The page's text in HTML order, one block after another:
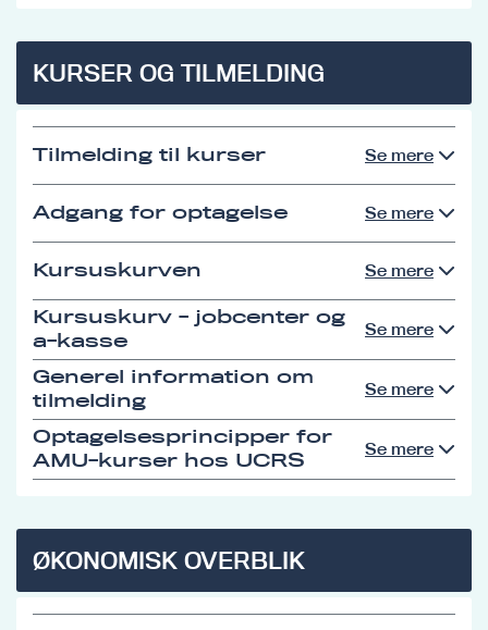
KURSER OG TILMELDING
Tilmelding til kurser Se mere
Adgang for optagelse Se mere
Kursuskurven Se mere
Kursuskurv - jobcenter og
a-kasse
Se mere
Generel information om
tilmelding
Se mere
Optagelsesprincipper for
AMU-kurser hos UCRS
Se mere
ØKONOMISK OVERBLIK